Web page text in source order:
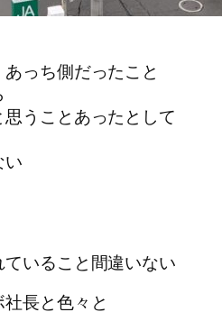
っち側だったこと
うことあったとして
い
いること間違いない
長と色々と